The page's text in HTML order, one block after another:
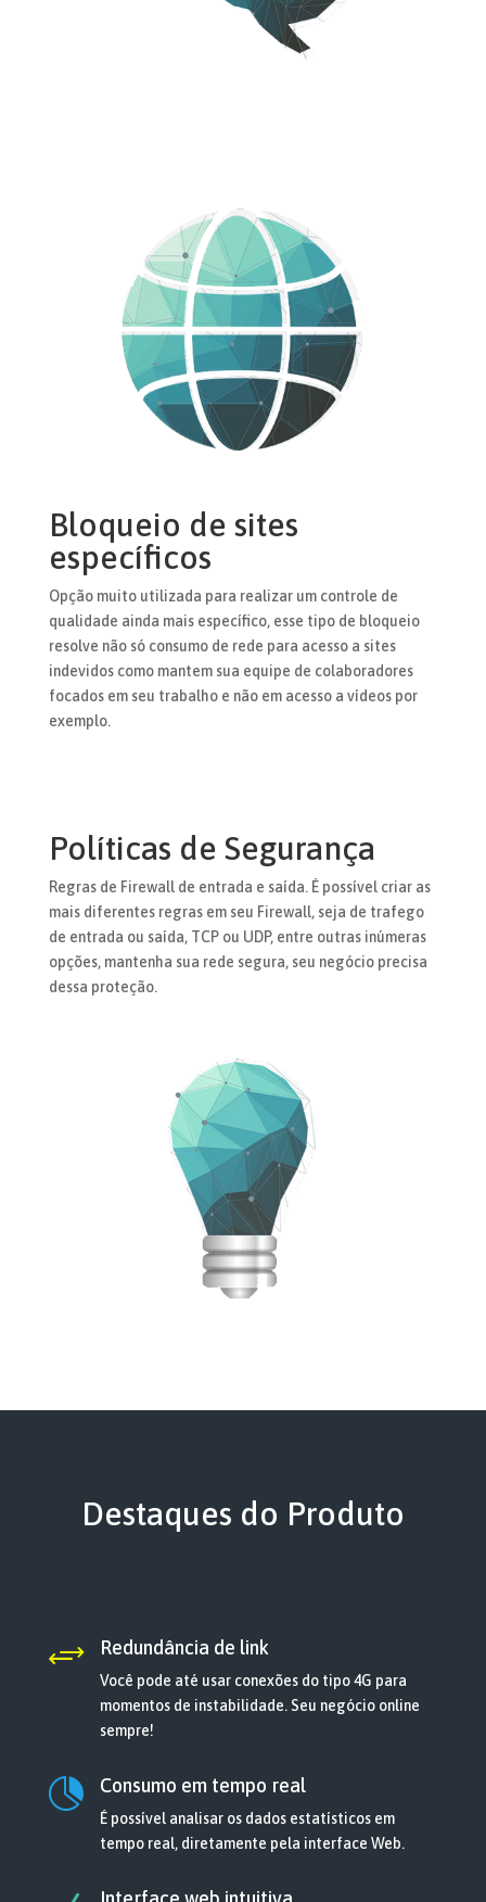
Bloqueio de sites
específicos
Opção muito utilizada para realizar um controle de
qualidade ainda mais específico, esse tipo de bloqueio
resolve não só consumo de rede para acesso a sites
indevidos como mantem sua equipe de colaboradores
focados em seu trabalho e não em acesso a vídeos por
exemplo.
Políticas de Segurança
Regras de Firewall de entrada e saída. É possível criar as
mais diferentes regras em seu Firewall, seja de trafego
de entrada ou saída, TCP ou UDP, entre outras inúmeras
opções, mantenha sua rede segura, seu negócio precisa
dessa proteção.
Destaques do Produto
+ Redundância de link
Você pode até usar conexões do tipo 4G para
momentos de instabilidade. Seu negócio online
sempre!
 Consumo em tempo real
É possível analisar os dados estatísticos em
tempo real, diretamente pela interface Web.